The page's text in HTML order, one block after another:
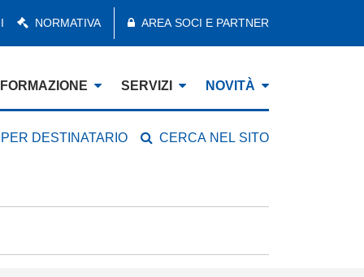
NORMATIVA AREA SOCI E PARTNER
FORMAZIONE SERVIZI NOVITÀ
DESTINATARIO CERCA NEL SITO